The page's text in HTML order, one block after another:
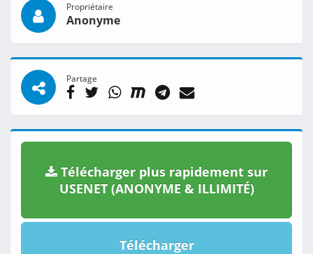
Propriétaire
Anonyme
Partage
Télécharger plus rapidement sur
USENET (ANONYME & ILLIMITÉ)
Télécharger